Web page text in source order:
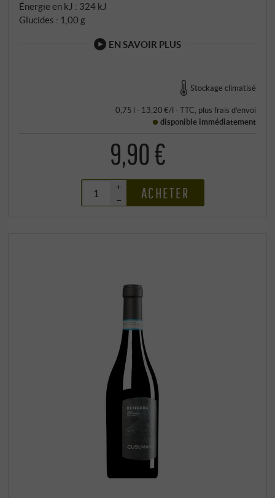
Énergie en kJ : 324 kJ
Glucides : 1,00 g
EN SAVOIR PLUS
Stockage climatisé
0,75 l · 13,20 €/l · TTC , plus frais d’envoi
disponible immédiatement
9,90 €
+
–
ACHETER